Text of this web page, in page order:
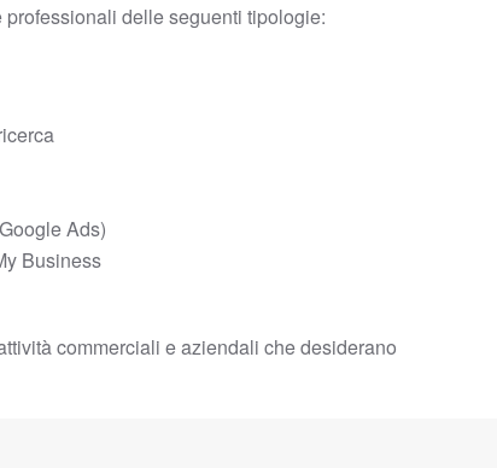
delle seguenti tipologie:
Ads)
Business
commerciali e aziendali che desiderano